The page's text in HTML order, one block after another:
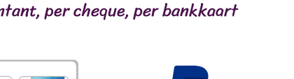
per cheque, per bankkaart